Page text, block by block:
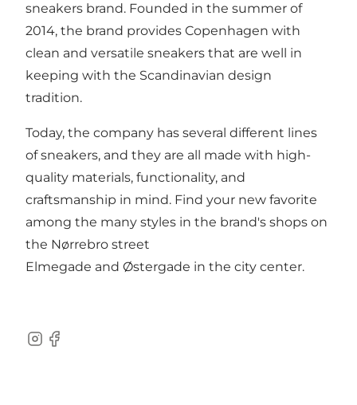
sneakers brand. Founded in the summer of
2014, the brand provides Copenhagen with
clean and versatile sneakers that are well in
keeping with the Scandinavian design
tradition.
Today, the company has several different lines
of sneakers, and they are all made with high-
quality materials, functionality, and
craftsmanship in mind. Find your new favorite
among the many styles in the brand's shops on
the Nørrebro street
Elmegade and Østergade in the city center.
Instagram
Facebook